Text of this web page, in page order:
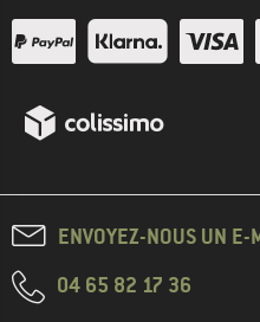
ENVOYEZ-NOUS UN E-
04 65 82 17 36